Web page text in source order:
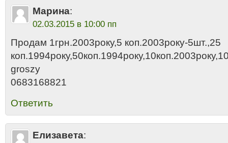
Марина:
02.03.2015 в 10:00 пп
Продам 1грн.2003року,5 коп.2003року-5шт.,25
groszy
0683168821
Ответить
Елизавета: